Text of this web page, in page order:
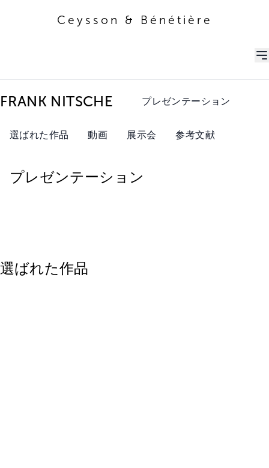
Ceysson & Bénétière
FRANK NITSCHE プレゼンテーション
選ばれた作品 動画 展示会 参考文献
プレゼンテーション
選ばれた作品